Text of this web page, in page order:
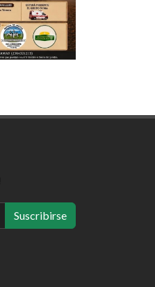
Suscribirse